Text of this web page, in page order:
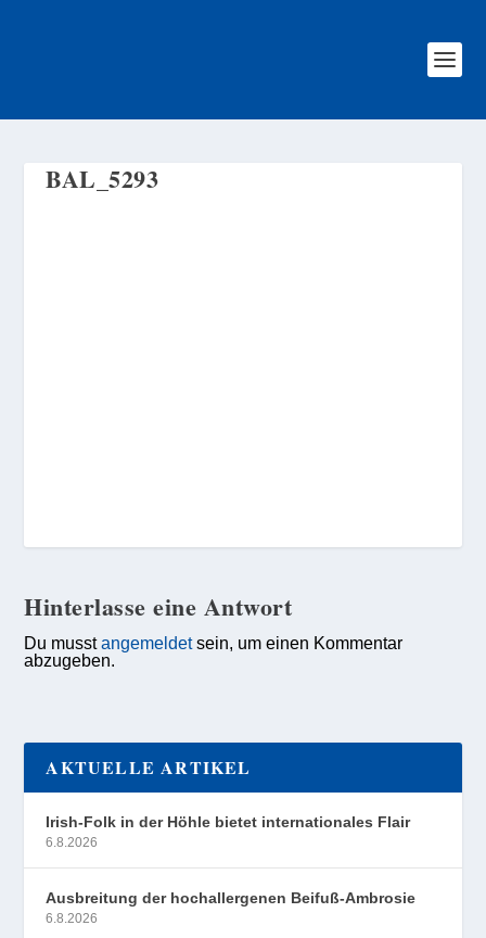
BAL_5293
Hinterlasse eine Antwort
Du musstangemeldetsein, um einen Kommentar
abzugeben.
AKTUELLE ARTIKEL
Irish-Folk in der Höhle bietet internationales Flair
6.8.2026
Ausbreitung der hochallergenen Beifuß-Ambrosie
6.8.2026